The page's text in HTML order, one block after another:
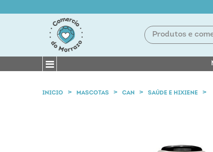
INICIO MASCOTAS CAN SAÚDE E HIXIENE